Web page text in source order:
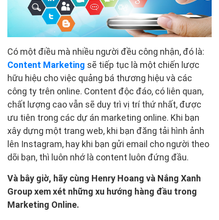
Có một điều mà nhiều người đều công nhận, đó là:
Content Marketing sẽ tiếp tục là một chiến lược
hữu hiệu cho việc quảng bá thương hiệu và các
công ty trên online. Content độc đáo, có liên quan,
chất lượng cao vẫn sẽ duy trì vị trí thứ nhất, được
ưu tiên trong các dự án marketing online. Khi bạn
xây dựng một trang web, khi bạn đăng tải hình ảnh
lên Instagram, hay khi bạn gửi email cho người theo
dõi bạn, thì luôn nhớ là content luôn đứng đầu.
Và bây giờ, hãy cùng Henry Hoang và Nắng Xanh
Group xem xét những xu hướng hàng đầu trong
Marketing Online.